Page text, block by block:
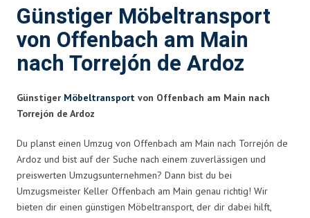
Günstiger Möbeltransport
von Offenbach am Main
nach Torrejón de Ardoz
Günstiger Möbeltransport von Offenbach am Main nach
Torrejón de Ardoz
Du planst einen Umzug von Offenbach am Main nach Torrejón de
Ardoz und bist auf der Suche nach einem zuverlässigen und
preiswerten Umzugsunternehmen? Dann bist du bei
Umzugsmeister Keller Offenbach am Main genau richtig! Wir
bieten dir einen günstigen Möbeltransport, der dir dabei hilft,